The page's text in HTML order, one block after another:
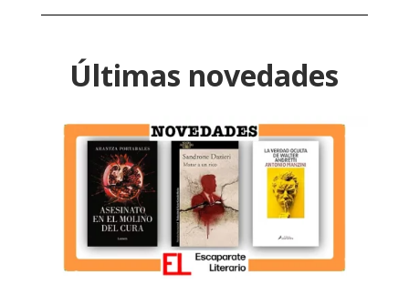
Últimas novedades